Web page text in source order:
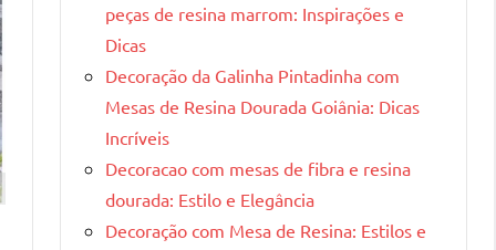
peças de resina marrom: Inspirações e
Dicas
Decoração da Galinha Pintadinha com
Mesas de Resina Dourada Goiânia: Dicas
Incríveis
Decoracao com mesas de fibra e resina
dourada: Estilo e Elegância
Decoração com Mesa de Resina: Estilos e